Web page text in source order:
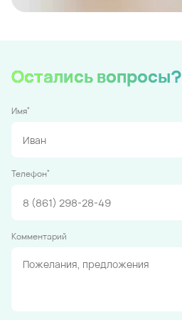
Остались вопросы?
Имя*
Телефон*
Комментарий